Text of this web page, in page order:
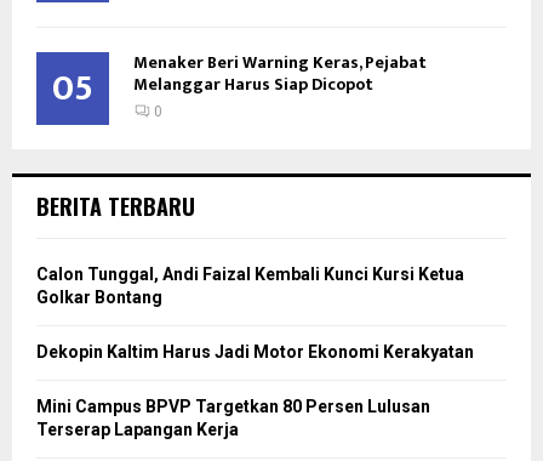
05 Menaker Beri Warning Keras, Pejabat
Melanggar Harus Siap Dicopot
0
BERITA TERBARU
Calon Tunggal, Andi Faizal Kembali Kunci Kursi Ketua
Golkar Bontang
Dekopin Kaltim Harus Jadi Motor Ekonomi Kerakyatan
Mini Campus BPVP Targetkan 80 Persen Lulusan
Terserap Lapangan Kerja